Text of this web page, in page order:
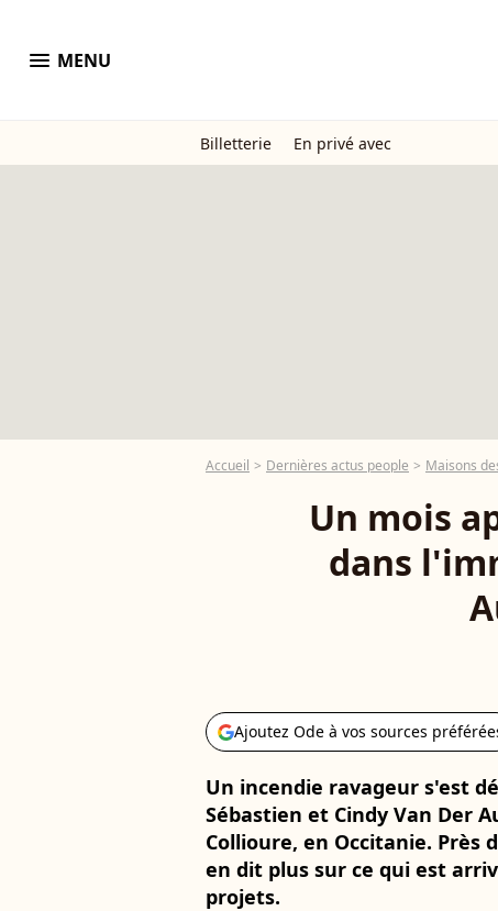
menu MENU
Billetterie En privé avec
Accueil Dernières actus people Maisons
Un mois
dans
Ajoutez Ode à vos sources
Un incendie ravageur s'est
Sébastien et Cindy Van Der
Collioure, en Occitanie. Près
en dit plus sur ce qui est
projets.